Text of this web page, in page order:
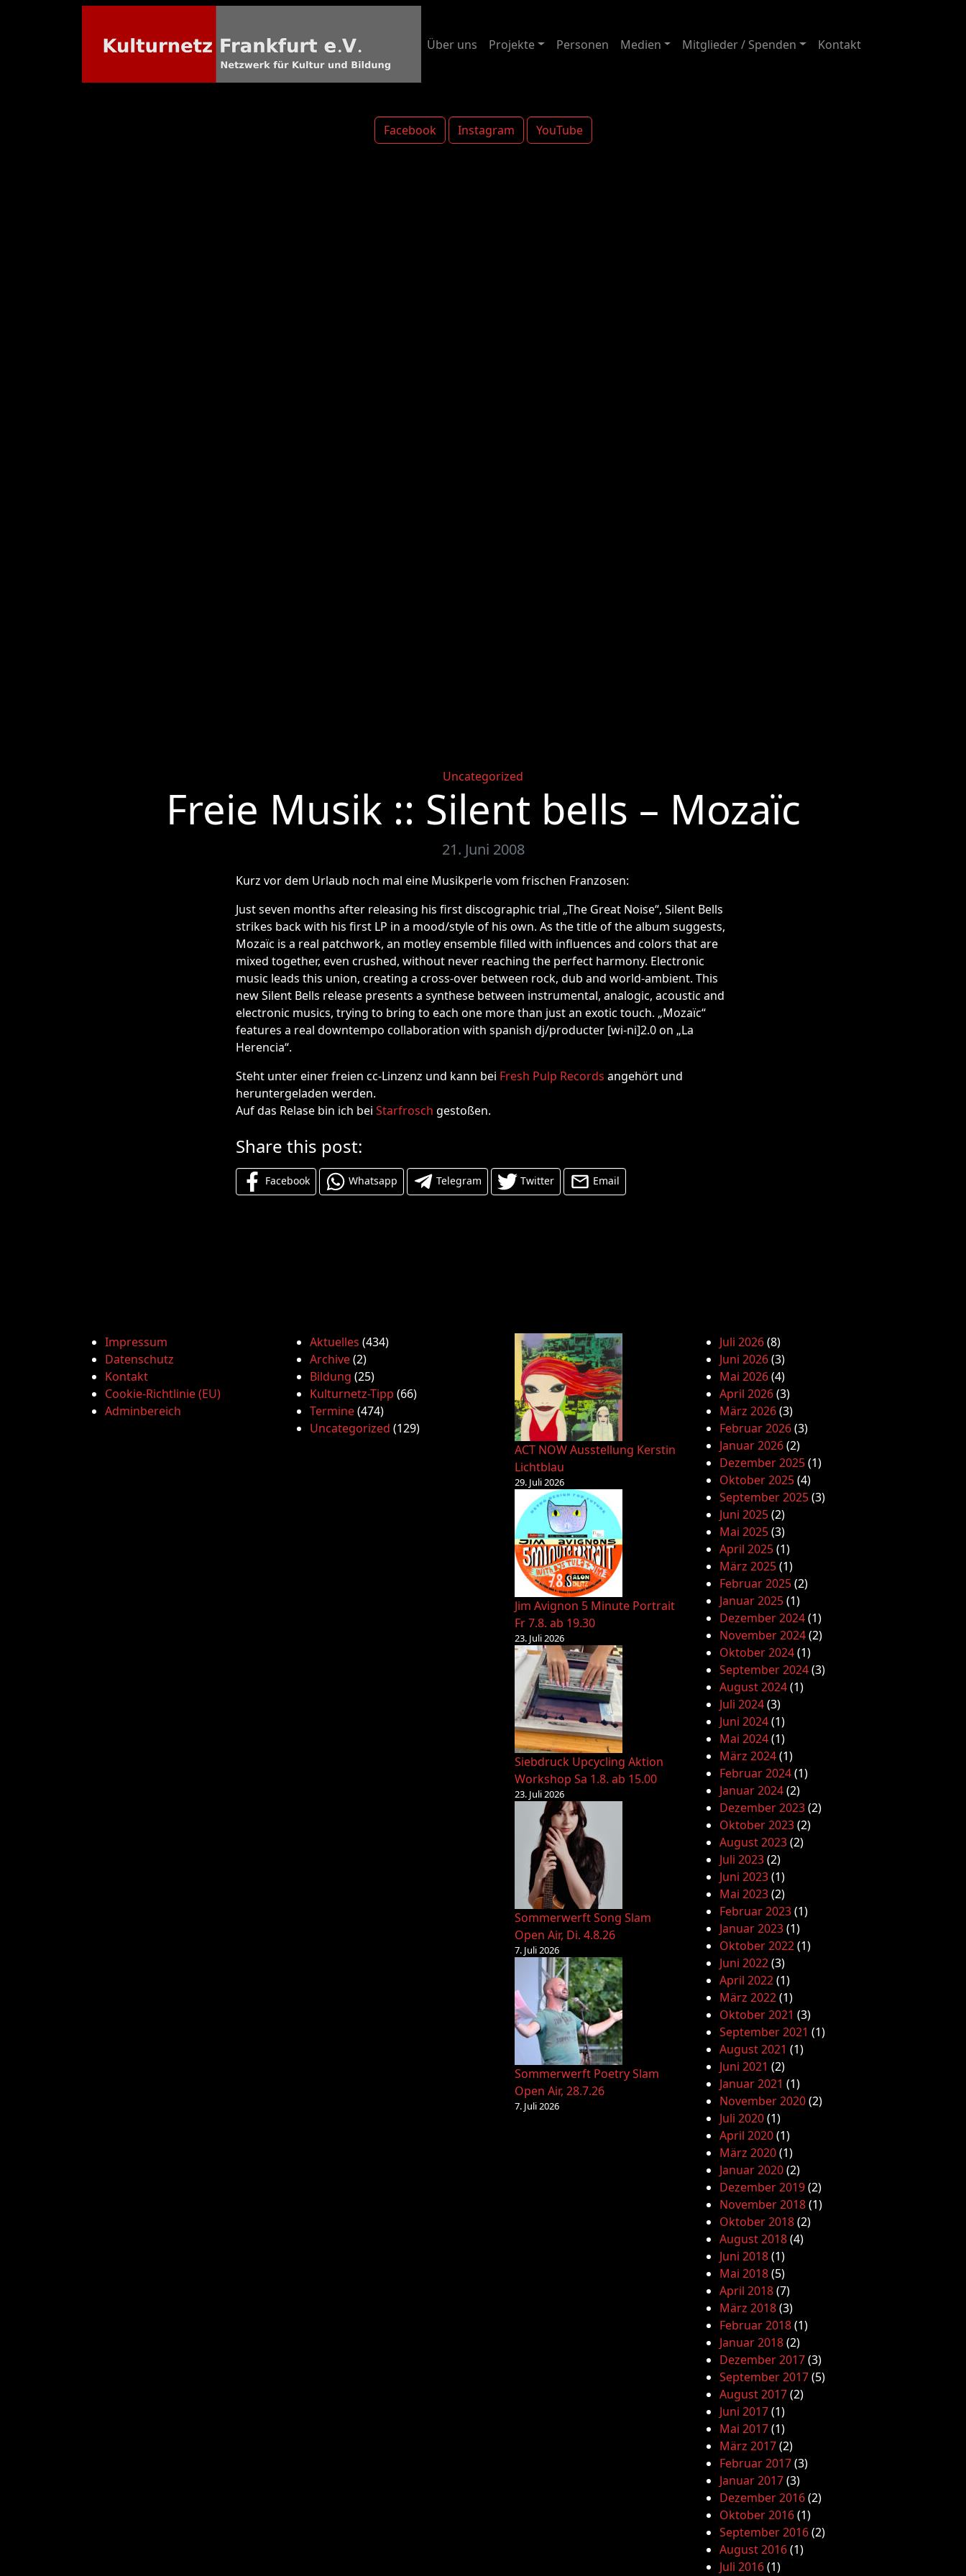
Facebook Instagram YouTube
Über uns Projekte Personen Medien Mitglieder / Spenden Kontakt
Categories
Uncategorized
Freie Musik :: Silent bells – Mozaïc
21. Juni 2008
Kurz vor dem Urlaub noch mal eine Musikperle vom frischen Franzosen:
Just seven months after releasing his first discographic trial „The Great Noise“, Silent Bells
strikes back with his first LP in a mood/style of his own. As the title of the album suggests,
Mozaïc is a real patchwork, an motley ensemble filled with influences and colors that are
mixed together, even crushed, without never reaching the perfect harmony. Electronic
music leads this union, creating a cross-over between rock, dub and world-ambient. This
new Silent Bells release presents a synthese between instrumental, analogic, acoustic and
electronic musics, trying to bring to each one more than just an exotic touch. „Mozaïc“
features a real downtempo collaboration with spanish dj/producter [wi-ni]2.0 on „La
Herencia“.
Steht unter einer freien cc-Linzenz und kann bei Fresh Pulp Records angehört und
heruntergeladen werden.
Auf das Relase bin ich bei Starfrosch gestoßen.
Share this post:
Facebook Whatsapp Telegram Twitter Email
Impressum
Datenschutz
Kontakt
Cookie-Richtlinie (EU)
Adminbereich
Aktuelles (434)
Archive(2)
Bildung (25)
Kulturnetz-Tipp (66)
Termine(474)
Uncategorized (129)
ACT NOW Ausstellung Kerstin
Lichtblau
29. Juli 2026
Jim Avignon 5 Minute Portrait
Fr 7.8. ab 19.30
23. Juli 2026
Siebdruck Upcycling Aktion
Workshop Sa 1.8. ab 15.00
23. Juli 2026
Sommerwerft Song Slam
Open Air, Di. 4.8.26
7. Juli 2026
Sommerwerft Poetry Slam
Open Air, 28.7.26
7. Juli 2026
Juli 2026(8)
Juni 2026(3)
Mai 2026(4)
April 2026(3)
März 2026(3)
Februar 2026(3)
Januar 2026(2)
Dezember 2025(1)
Oktober 2025(4)
September 2025(3)
Juni 2025(2)
Mai 2025(3)
April 2025(1)
März 2025(1)
Februar 2025(2)
Januar 2025(1)
Dezember 2024(1)
November 2024(2)
Oktober 2024(1)
September 2024(3)
August 2024(1)
Juli 2024(3)
Juni 2024(1)
Mai 2024(1)
März 2024(1)
Februar 2024(1)
Januar 2024(2)
Dezember 2023(2)
Oktober 2023(2)
August 2023(2)
Juli 2023(2)
Juni 2023(1)
Mai 2023(2)
Februar 2023(1)
Januar 2023(1)
Oktober 2022(1)
Juni 2022(3)
April 2022(1)
März 2022(1)
Oktober 2021 (3)
September 2021 (1)
August 2021 (1)
Juni 2021 (2)
Januar 2021 (1)
November 2020(2)
Juli 2020(1)
April 2020(1)
März 2020(1)
Januar 2020(2)
Dezember 2019(2)
November 2018(1)
Oktober 2018(2)
August 2018(4)
Juni 2018(1)
Mai 2018(5)
April 2018(7)
März 2018(3)
Februar 2018(1)
Januar 2018(2)
Dezember 2017(3)
September 2017(5)
August 2017(2)
Juni 2017(1)
Mai 2017(1)
März 2017(2)
Februar 2017(3)
Januar 2017(3)
Dezember 2016(2)
Oktober 2016(1)
September 2016(2)
August 2016(1)
Juli 2016(1)